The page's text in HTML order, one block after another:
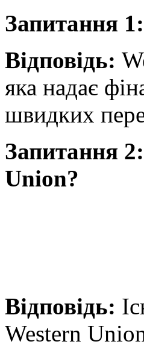
Запитання
Відповідь:
яка надає
швидких
Запитання
Union?
Відповідь:
Western